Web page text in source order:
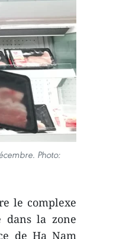
Photo:
le complexe
dans la zone
de Ha Nam